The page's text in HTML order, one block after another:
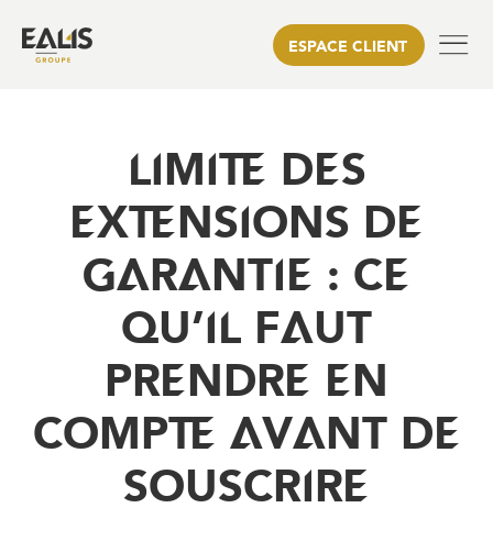
ESPACE CLIENT
LIMITE DES
EXTENSIONS DE
GARANTIE : CE
QU’IL FAUT
PRENDRE EN
COMPTE AVANT DE
SOUSCRIRE